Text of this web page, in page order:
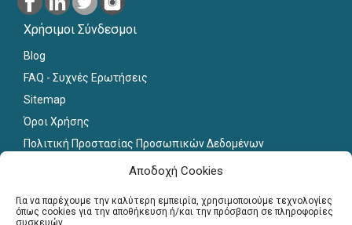
Αποδοχή Cookies
Για να παρέχουμε την καλύτερη εμπειρία, χρησιμοποιούμε τεχνολογίες
όπως cookies για την αποθήκευση ή/και την πρόσβαση σε πληροφορίες
συσκευών.
Χρήσιμοι Σύνδεσμοι
Blog
FAQ - Συχνές Ερωτήσεις
Sitemap
Όροι Χρήσης
Πολιτική Προστασίας Προσωπικών Δεδομένων
Για εκπαιδευτικούς